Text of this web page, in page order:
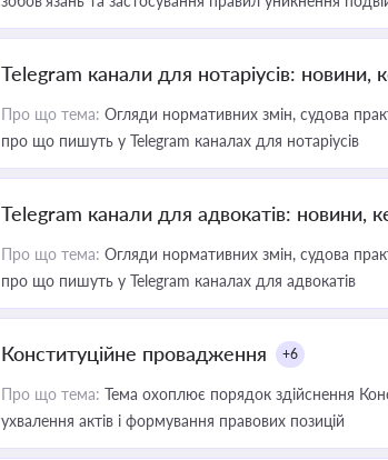
Telegram канали для нотаріусів: новини,
Про що тема: Огляди нормативних змін, судова
про що пишуть у Telegram каналах для нотаріусів
Telegram канали для адвокатів: новини,
Про що тема: Огляди нормативних змін, судова
про що пишуть у Telegram каналах для адвокатів
Конституційне провадження +6
Про що тема: Тема охоплює порядок здійснення
ухвалення актів і формування правових позицій